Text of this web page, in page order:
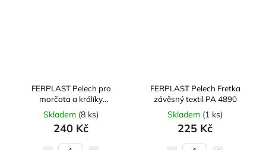
FERPLAST Pelech pro
morčata a králíky
oboustranný 32x26x5cm
Skladem (8 ks)
240 Kč
FERPLAST Pelech Fretka
závěsný textil PA 4890
Skladem (1 ks)
225 Kč